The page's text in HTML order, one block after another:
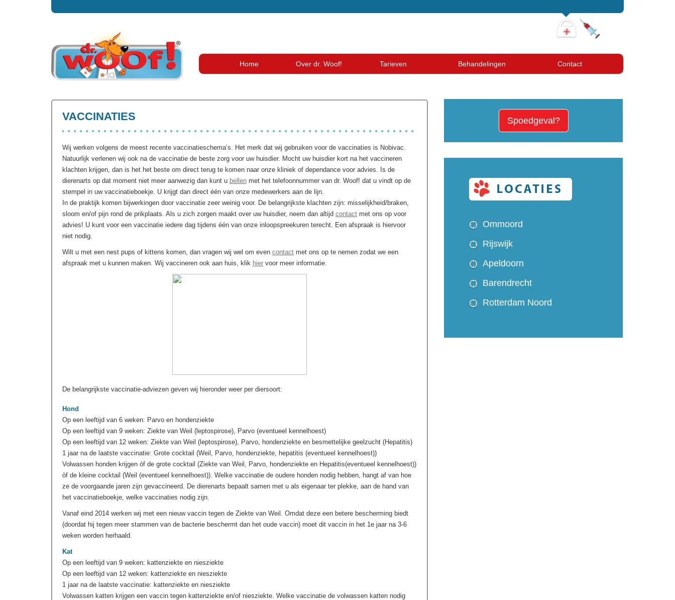
Home Over dr. Woof! Tarieven Behandelingen Contact
VACCINATIES
Wij werken volgens de meest recente vaccinatieschema’s. Het merk dat wij gebruiken voor de vaccinaties is Nobivac.
Natuurlijk verlenen wij ook na de vaccinatie de beste zorg voor uw huisdier. Mocht uw huisdier kort na het vaccineren
klachten krijgen, dan is het het beste om direct terug te komen naar onze kliniek of dependance voor advies. Is de
dierenarts op dat moment niet meer aanwezig dan kunt u bellen met het telefoonnummer van dr. Woof! dat u vindt op de
stempel in uw vaccinatieboekje. U krijgt dan direct één van onze medewerkers aan de lijn.
In de praktijk komen bijwerkingen door vaccinatie zeer weinig voor. De belangrijkste klachten zijn: misselijkheid/braken,
sloom en/of pijn rond de prikplaats. Als u zich zorgen maakt over uw huisdier, neem dan altijd contact met ons op voor
advies! U kunt voor een vaccinatie iedere dag tijdens één van onze inloopspreekuren terecht. Een afspraak is hiervoor
niet nodig.
Wilt u met een nest pups of kittens komen, dan vragen wij wel om even contact met ons op te nemen zodat we een
afspraak met u kunnen maken. Wij vaccineren ook aan huis, klik hier voor meer informatie.
De belangrijkste vaccinatie-adviezen geven wij hieronder weer per diersoort:
Hond
Op een leeftijd van 6 weken: Parvo en hondenziekte
Op een leeftijd van 9 weken: Ziekte van Weil (leptospirose), Parvo (eventueel kennelhoest)
Op een leeftijd van 12 weken: Ziekte van Weil (leptospirose), Parvo, hondenziekte en besmettelijke geelzucht (Hepatitis)
1 jaar na de laatste vaccinatie: Grote cocktail (Weil, Parvo, hondenziekte, hepatitis (eventueel kennelhoest))
Volwassen honden krijgen òf de grote cocktail (Ziekte van Weil, Parvo, hondenziekte en Hepatitis(eventueel kennelhoest))
òf de kleine cocktail (Weil (eventueel kennelhoest)). Welke vaccinatie de oudere honden nodig hebben, hangt af van hoe
ze de voorgaande jaren zijn gevaccineerd. De dierenarts bepaalt samen met u als eigenaar ter plekke, aan de hand van
het vaccinatieboekje, welke vaccinaties nodig zijn.
Vanaf eind 2014 werken wij met een nieuw vaccin tegen de Ziekte van Weil. Omdat deze een betere bescherming biedt
(doordat hij tegen meer stammen van de bacterie beschermt dan het oude vaccin) moet dit vaccin in het 1e jaar na 3-6
weken worden herhaald.
Kat
Op een leeftijd van 9 weken: kattenziekte en niesziekte
Op een leeftijd van 12 weken: kattenziekte en niesziekte
1 jaar na de laatste vaccinatie: kattenziekte en niesziekte
Volwassen katten krijgen een vaccin tegen kattenziekte en/of niesziekte. Welke vaccinatie de volwassen katten nodig
Spoedgeval?
Ommoord
Rijswijk
Apeldoorn
Barendrecht
Rotterdam Noord